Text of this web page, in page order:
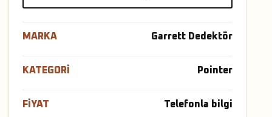
MARKA Garrett Dedektör
KATEGORI Pointer
FIYAT Telefonla bilgi